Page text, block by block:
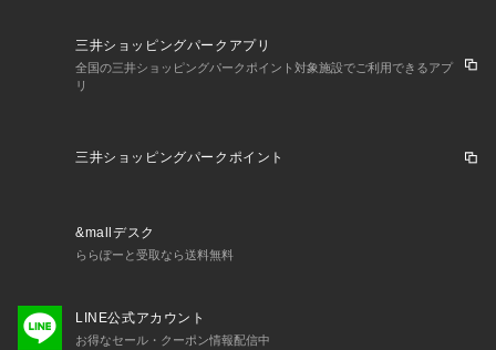
三井ショッピングパークアプリ
全国の三井ショッピングパークポイント対象施設でご利用できるアプ
リ
三井ショッピングパークポイント
&mallデスク
ららぽーと受取なら送料無料
LINE公式アカウント
お得なセール・クーポン情報配信中